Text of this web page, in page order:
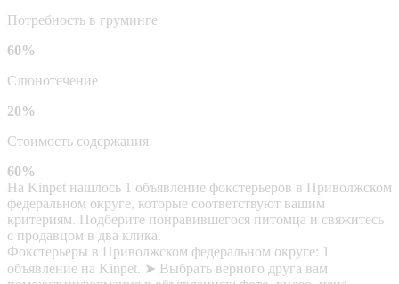
Потребность в груминге
60%
Слюнотечение
20%
Стоимость содержания
60%
На Kinpet нашлось 1 объявление фокстерьеров в Приволжском
федеральном округе, которые соответствуют вашим
критериям. Подберите понравившегося питомца и свяжитесь
с продавцом в два клика.
Фокстерьеры в Приволжском федеральном округе: 1
объявление на Kinpet. ➤ Выбрать верного друга вам